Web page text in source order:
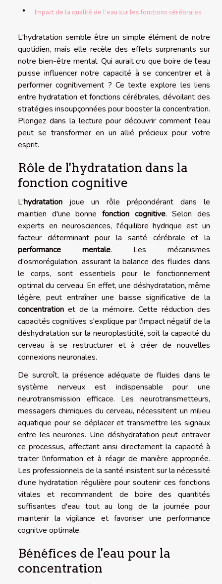
Impact de la qualité de l'eau sur les fonctions cérébrales
L'hydratation semble être un simple élément de notre
quotidien, mais elle recèle des effets surprenants sur
notre bien-être mental. Qui aurait cru que boire de l'eau
puisse influencer notre capacité à se concentrer et à
performer cognitivement ? Ce texte explore les liens
entre hydratation et fonctions cérébrales, dévoilant des
stratégies insoupçonnées pour booster la concentration.
Plongez dans la lecture pour découvrir comment l'eau
peut se transformer en un allié précieux pour votre
esprit.
Rôle de l'hydratation dans la
fonction cognitive
L'hydratation joue un rôle prépondérant dans le
maintien d'une bonne fonction cognitive. Selon des
experts en neurosciences, l'équilibre hydrique est un
facteur déterminant pour la santé cérébrale et la
performance mentale. Les mécanismes
d'osmorégulation, assurant la balance des fluides dans
le corps, sont essentiels pour le fonctionnement
optimal du cerveau. En effet, une déshydratation, même
légère, peut entraîner une baisse significative de la
concentration et de la mémoire. Cette réduction des
capacités cognitives s'explique par l'impact négatif de la
déshydratation sur la neuroplasticité, soit la capacité du
cerveau à se restructurer et à créer de nouvelles
connexions neuronales.
De surcroît, la présence adéquate de fluides dans le
système nerveux est indispensable pour une
neurotransmission efficace. Les neurotransmetteurs,
messagers chimiques du cerveau, nécessitent un milieu
aquatique pour se déplacer et transmettre les signaux
entre les neurones. Une déshydratation peut entraver
ce processus, affectant ainsi directement la capacité à
traiter l'information et à réagir de manière appropriée.
Les professionnels de la santé insistent sur la nécessité
d'une hydratation régulière pour soutenir ces fonctions
vitales et recommandent de boire des quantités
suffisantes d'eau tout au long de la journée pour
maintenir la vigilance et favoriser une performance
cognitve optimale.
Bénéfices de l'eau pour la
concentration